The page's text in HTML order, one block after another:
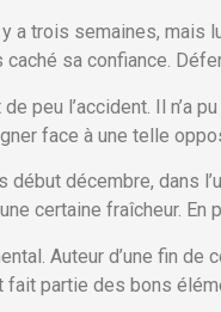
a trois semaines, mais
caché sa confiance.
peu l’accident. Il n’a
face à une telle
décembre, dans
certaine fraîcheur.
Auteur d’une fin
partie des bons